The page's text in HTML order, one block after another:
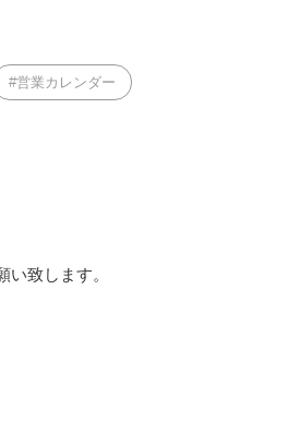
営業カレンダー
致します。